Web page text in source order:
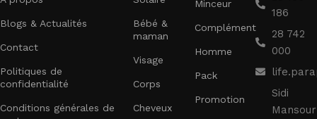
Blogs & Actualités
Contact
Politiques de
confidentialité
Conditions générales de
Bébé &
maman
Visage
Corps
Cheveux
Minceur
Complément
Homme
Pack
Promotion
186
28 742
000
Sidi
Mansour